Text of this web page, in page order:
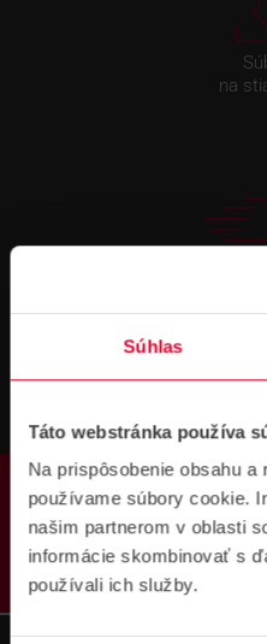
Súhlas
Táto webstránka používa
Na prispôsobenie obsahu
používame súbory cookie.
našim partnerom v oblasti
informácie skombinovať s
používali ich služby.
PRODUKTY
na
objednávkach
na